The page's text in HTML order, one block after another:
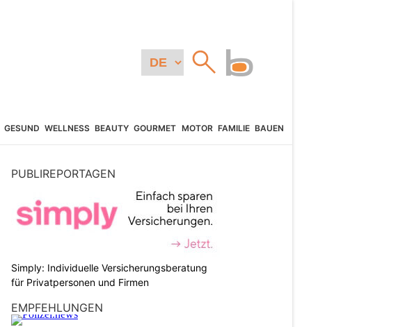
GESUND WELLNESS BEAUTY GOURMET MOTOR FAMILIE BAUEN
PUBLIREPORTAGEN
Simply: Individuelle Versicherungsberatung
für Privatpersonen und Firmen
EMPFEHLUNGEN